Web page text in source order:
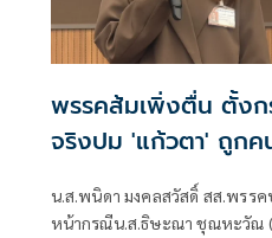
พรรคส้มเพิ่งตื่น ตั้งก
จริงปม 'แก้วตา' ถูกค
น.ส.พนิดา มงคลสวัสดิ์ สส.พรร
หน้ากรณีน.ส.ธิษะณา ชุณหะวัณ